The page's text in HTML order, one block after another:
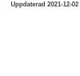
Uppdaterad2021-12-02